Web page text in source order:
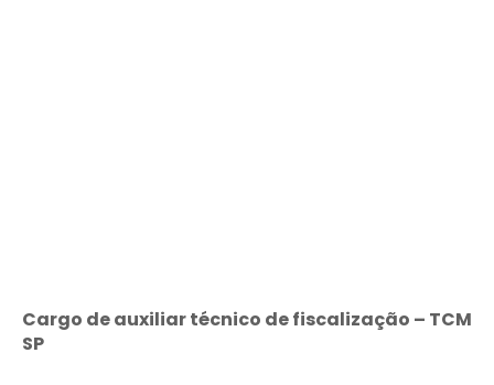
Cargo de auxiliar técnico de fiscalização – TCM
SP